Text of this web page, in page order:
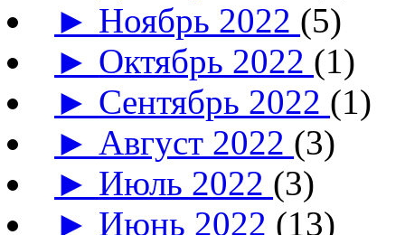
► Ноябрь 2022 (5)
► Октябрь 2022 (1)
► Сентябрь 2022 (1)
► Август 2022 (3)
► Июль 2022 (3)
► Июнь 2022 (13)